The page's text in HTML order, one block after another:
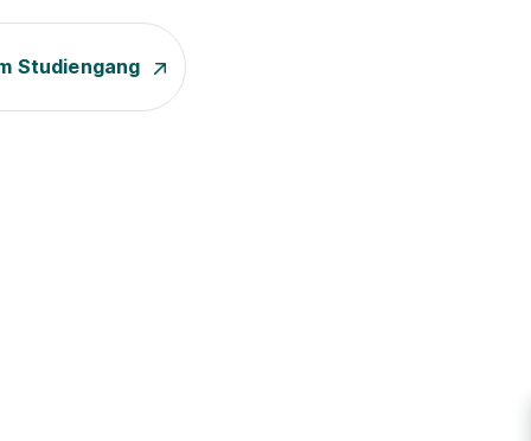
Studiengang